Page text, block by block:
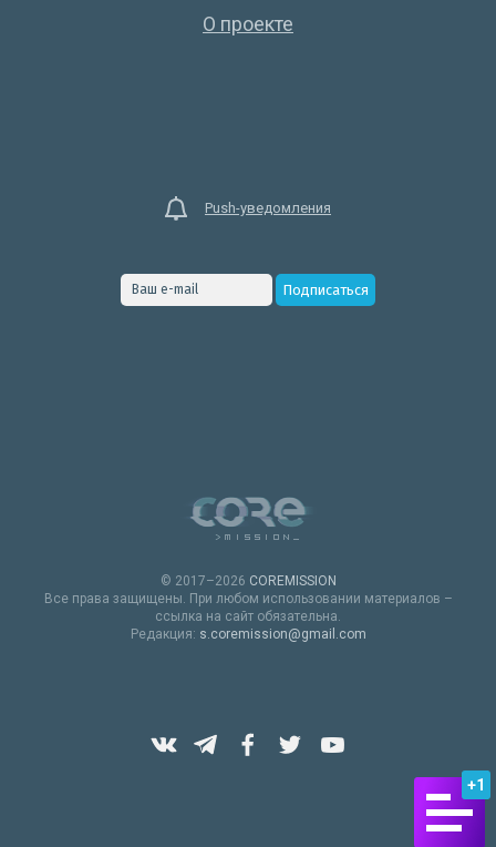
+1
О проекте
Push-уведомления
© 2017–2026 COREMISSION
Все права защищены. При любом использовании материалов –
ссылка на сайт обязательна.
Редакция: s.coremission@gmail.com